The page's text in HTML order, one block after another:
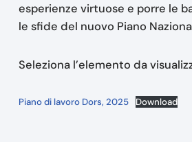
esperienze virtuose e porre le
le sfide del nuovo Piano
Seleziona l’elemento da
Piano di lavoro Dors, 2025 Download